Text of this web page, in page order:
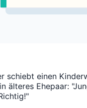
schiebt einen
älteres Ehepaar: